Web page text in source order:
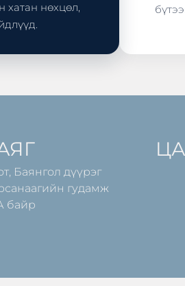
хатан нөхцөл,
Баянгол дүүрэг
гудамж
байр